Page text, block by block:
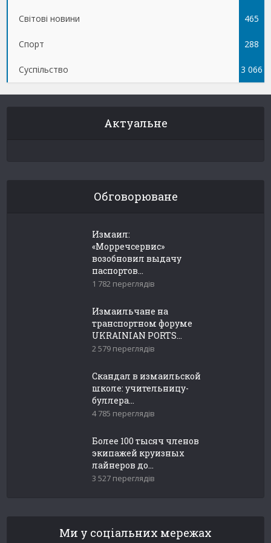
Світові новини 465
Спорт 288
Суспільство 3 066
Актуальне
Обговорюване
Измаил:
«Морречсервис»
возобновил выдачу
паспортов...
1 782 переглядів
Измаильчане на
транспортном форуме
UKRAINIAN PORTS...
2 579 переглядів
Скандал в измаильской
школе: учительницу-
буллера...
4 785 переглядів
Более 100 тысяч членов
экипажей круизных
лайнеров до...
3 527 переглядів
Ми у соціальних мережах